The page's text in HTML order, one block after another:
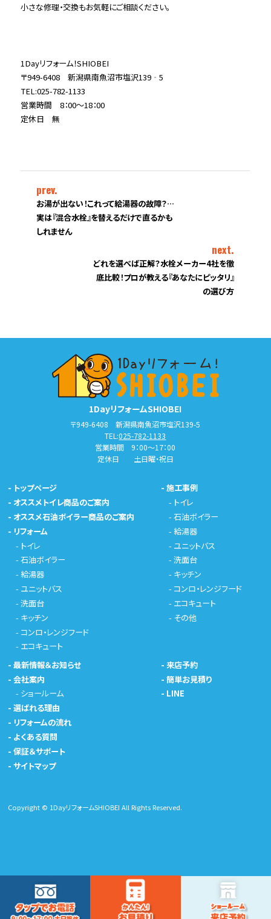
小さな修理・交換もお気軽にご相談ください。
1Dayリフォーム！SHIOBEI
〒949-6408 新潟県南魚沼市塩沢139‐5
TEL:025-782-1133
営業時間 8：00～18：00
定休日 無
prev.
お湯が出ない！これって給湯器の故障？…
実は『混合水栓』を替えるだけで直るかも
しれません
next.
どれを選べば正解？水栓メーカー4社を徹
底比較！プロが教える『あなたにピッタリ』
の選び方
1DayリフォームSHIOBEI
〒949-6408 新潟県南魚沼市塩沢139-5
TEL:025-782-1133
営業時間 9：00～17：00
定休日 土日曜・祝日
- トップページ
- オススメトイレ商品のご案内
- オススメ石油ボイラー商品のご案内
- リフォーム
- トイレ
-石油ボイラー
- 給湯器
- ユニットバス
-洗面台
- キッチン
- コンロ・レンジフード
- エコキュート
-施工事例
- トイレ
-石油ボイラー
- 給湯器
- ユニットバス
-洗面台
- キッチン
- コンロ・レンジフード
- エコキュート
- その他
-最新情報＆お知らせ
-会社案内
- ショールーム
-選ばれる理由
- リフォームの流れ
- よくある質問
-保証＆サポート
-サイトマップ
- 来店予約
-簡単お見積り
- LINE
Copyright © 1DayリフォームSHIOBEI All Rights Reserved.